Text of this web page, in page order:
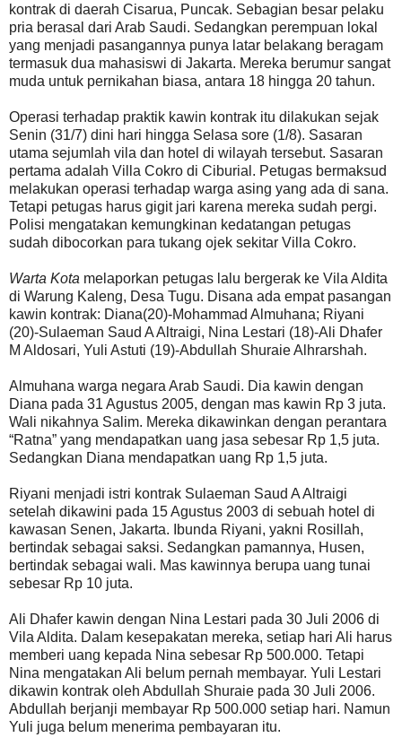
kontrak di daerah Cisarua, Puncak. Sebagian besar pelaku
pria berasal dari Arab Saudi. Sedangkan perempuan lokal
yang menjadi pasangannya punya latar belakang beragam
termasuk dua mahasiswi di Jakarta. Mereka berumur sangat
muda untuk pernikahan biasa, antara 18 hingga 20 tahun.
Operasi terhadap praktik kawin kontrak itu dilakukan sejak
Senin (31/7) dini hari hingga Selasa sore (1/8). Sasaran
utama sejumlah vila dan hotel di wilayah tersebut. Sasaran
pertama adalah Villa Cokro di Ciburial. Petugas bermaksud
melakukan operasi terhadap warga asing yang ada di sana.
Tetapi petugas harus gigit jari karena mereka sudah pergi.
Polisi mengatakan kemungkinan kedatangan petugas
sudah dibocorkan para tukang ojek sekitar Villa Cokro.
Warta Kota melaporkan petugas lalu bergerak ke Vila Aldita
di Warung Kaleng, Desa Tugu. Disana ada empat pasangan
kawin kontrak: Diana(20)-Mohammad Almuhana; Riyani
(20)-Sulaeman Saud A Altraigi, Nina Lestari (18)-Ali Dhafer
M Aldosari, Yuli Astuti (19)-Abdullah Shuraie Alhrarshah.
Almuhana warga negara Arab Saudi. Dia kawin dengan
Diana pada 31 Agustus 2005, dengan mas kawin Rp 3 juta.
Wali nikahnya Salim. Mereka dikawinkan dengan perantara
“Ratna” yang mendapatkan uang jasa sebesar Rp 1,5 juta.
Sedangkan Diana mendapatkan uang Rp 1,5 juta.
Riyani menjadi istri kontrak Sulaeman Saud A Altraigi
setelah dikawini pada 15 Agustus 2003 di sebuah hotel di
kawasan Senen, Jakarta. Ibunda Riyani, yakni Rosillah,
bertindak sebagai saksi. Sedangkan pamannya, Husen,
bertindak sebagai wali. Mas kawinnya berupa uang tunai
sebesar Rp 10 juta.
Ali Dhafer kawin dengan Nina Lestari pada 30 Juli 2006 di
Vila Aldita. Dalam kesepakatan mereka, setiap hari Ali harus
memberi uang kepada Nina sebesar Rp 500.000. Tetapi
Nina mengatakan Ali belum pernah membayar. Yuli Lestari
dikawin kontrak oleh Abdullah Shuraie pada 30 Juli 2006.
Abdullah berjanji membayar Rp 500.000 setiap hari. Namun
Yuli juga belum menerima pembayaran itu.